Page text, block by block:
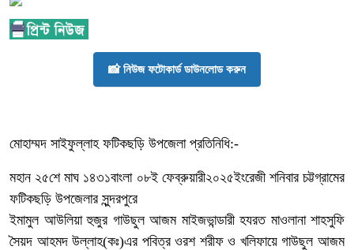
📸 নিউজ ফটোকার্ড ডাউনলোড করুন
মোহাম্মদ সাইফুল্লাহ ফটিকছড়ি উপজেলা প্রতিনিধি:-
মহান ২৫শে মাঘ ১৪৩১বাংলা ০৮ই ফেব্রুয়ারী২০২৫ইংরেজী শনিবার চট্টগ্রামের
ফটিকছড়ি উপজেলার সুন্দরপুরে
ইমামুল আউলিয়া হুজুর গাউছুল আজম মাইজভান্ডারী হযরত মাওলানা শাহসুফি
সৈয়দ আহমদ উল্লাহ(কঃ)এর পবিত্র ওরশ শরীফ ও খলিফায়ে গাউছুল আজম